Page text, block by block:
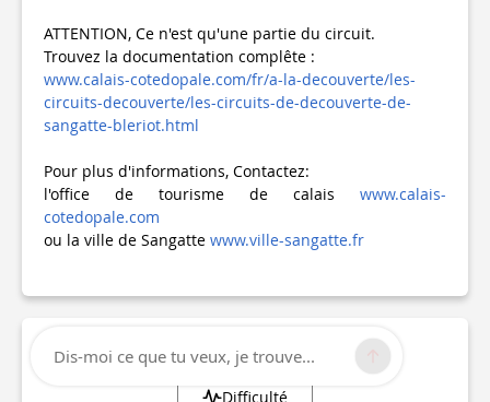
ATTENTION, Ce n'est qu'une partie du circuit.
Trouvez la documentation complête :
www.calais-cotedopale.com/fr/a-la-decouverte/les-
circuits-decouverte/les-circuits-de-decouverte-de-
sangatte-bleriot.html
Pour plus d'informations, Contactez:
l'office de tourisme de calais www.calais-
cotedopale.com
ou la ville de Sangatte www.ville-sangatte.fr
Informations techniques
Difficulté
Dis-moi ce que tu veux, je trouve...